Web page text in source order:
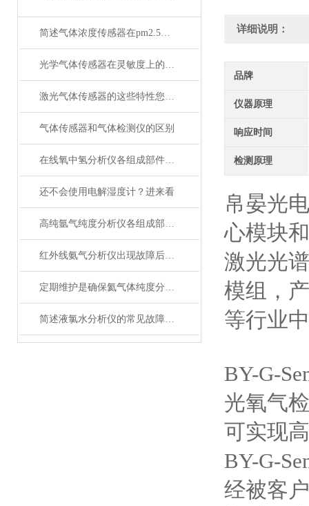
简述气体浓度传感器在pm2.5检测中的应用
光学气体传感器在灵敏度上的选择要好好考虑
激光气体传感器的这些特性您了解吗？
气体传感器和气体检测仪的区别
在线氧中氢分析仪各组成部件的功能特点分享
还不会使用电解湿度计？进来看
高纯氩气纯度分析仪各组成部件特点的详细介绍
红外线氨气分析仪出现故障后的相应解决方法分享
定期维护是确保氦气体纯度分析仪测试结果可靠性的关键
简述液氯水分析仪的常见故障高效解决方法
详细说明：
品牌
仪器原理
响应时间
检测原理
帛晏光
心模块
激光光
模组，
等行业
BY-G-
光氧气
可实现
BY-G-
经被客